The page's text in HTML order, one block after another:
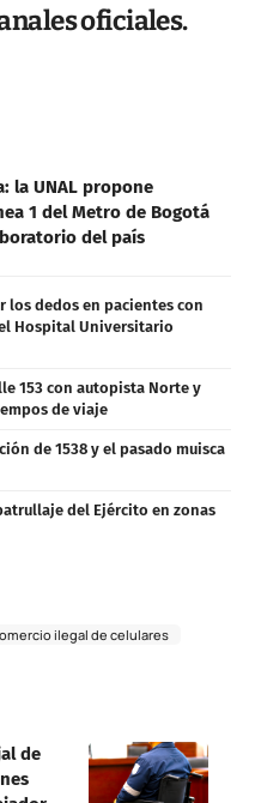
oficiales.
la UNAL propone
1 del Metro de Bogotá
del país
los dedos en pacientes con
Hospital Universitario
153 con autopista Norte y
de viaje
de 1538 y el pasado muisca
del Ejército en zonas
ilegal de celulares
de